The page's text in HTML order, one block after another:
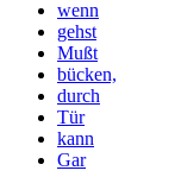
wenn
gehst
Mußt
bücken,
durch
Tür
kann
Gar